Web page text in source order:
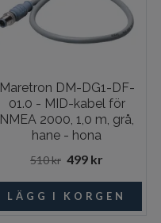
Maretron DM-DG1-DF-
01.0 - MID-kabel för
NMEA 2000, 1,0 m, grå,
hane - hona
510 kr 499 kr